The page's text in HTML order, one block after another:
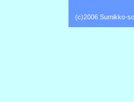
(c)2006 Sumikko-